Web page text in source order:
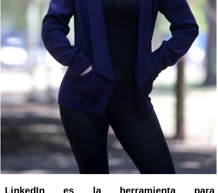
LinkedIn es la herramienta para